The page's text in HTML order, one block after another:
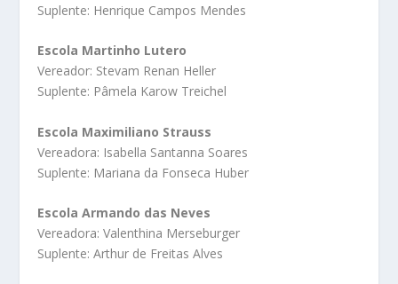
Suplente: Henrique Campos Mendes
Escola Martinho Lutero
Vereador: Stevam Renan Heller
Suplente: Pâmela Karow Treichel
Escola Maximiliano Strauss
Vereadora: Isabella Santanna Soares
Suplente: Mariana da Fonseca Huber
Escola Armando das Neves
Vereadora: Valenthina Merseburger
Suplente: Arthur de Freitas Alves